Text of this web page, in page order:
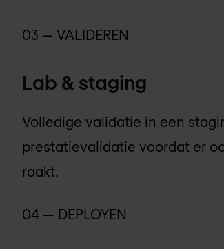
03 — VALIDEREN
Lab & staging
Volledige validatie in een
prestatievalidatie voordat er
raakt.
04 — DEPLOYEN